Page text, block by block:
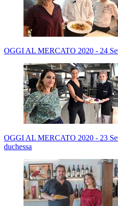
OGGI AL MERCATO 2020 - 24
OGGI AL MERCATO 2020 - 23
duchessa